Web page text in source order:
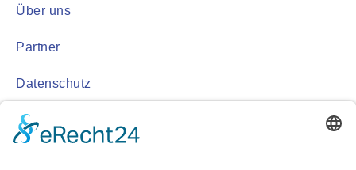
Über uns
Partner
Datenschutz
Impressum
Cookie-Einstellungen